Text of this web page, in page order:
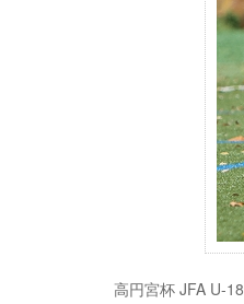
高円宮杯 JFA U-